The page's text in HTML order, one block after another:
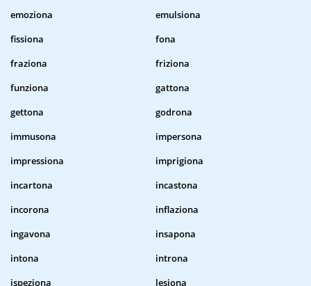
emoziona
emulsiona
fissiona
fona
fraziona
friziona
funziona
gattona
gettona
godrona
immusona
impersona
impressiona
imprigiona
incartona
incastona
incorona
inflaziona
ingavona
insapona
intona
introna
ispeziona
lesiona